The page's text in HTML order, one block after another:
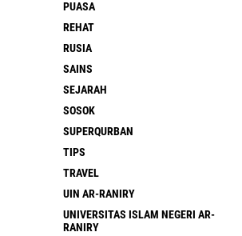
PUASA
REHAT
RUSIA
SAINS
SEJARAH
SOSOK
SUPERQURBAN
TIPS
TRAVEL
UIN AR-RANIRY
UNIVERSITAS ISLAM NEGERI AR-
RANIRY